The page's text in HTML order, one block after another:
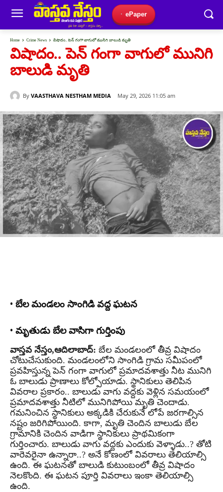
ePaper
Home Crime News విషాదం.. పెన్ గంగా వాగులో మునిగి బాలుడి మృతి
విషాదం.. పెన్ గంగా వాగులో మునిగి
బాలుడి మృతి
By VAASTHAVA NESTHAM MEDIA May 29, 2026 11:05 am
• బేల మండలం సాంగిడి వద్ద ఘటన
• మృతుడు బేల వాసిగా గుర్తింపు
వాస్తవ నేస్తం,ఆదిలాబాద్: బేల మండలంలో తీవ్ర విషాదం
చోటుచేసుకుంది. మండలంలోని సాంగిడి గ్రామ సమీపంలో
ప్రవహిస్తున్న పెన్ గంగా వాగులో ప్రమాదవశాత్తు నీట మునిగి
ఓ బాలుడు ప్రాణాలు కోల్పోయాడు. స్థానికులు తెలిపిన
వివరాల ప్రకారం.. బాలుడు వాగు వద్దకు వెళ్లిన సమయంలో
ప్రమాదవశాత్తు నీటిలో మునిగిపోయి మృతి చెందాడు.
గమనించిన స్థానికులు అక్కడికి చేరుకునే లోపే జరగాల్సిన
నష్టం జరిగిపోయింది. కాగా, మృతి చెందిన బాలుడు బేల
గ్రామానికి చెందిన వాడిగా స్థానికులు ప్రాథమికంగా
గుర్తించారు. బాలుడు వాగు వద్దకు ఎందుకు వెళ్ళాడు..? తోటి
వారెవరైనా ఉన్నారా..? అనే కోణంలో వివరాలు తెలియాల్సి
ఉంది. ఈ ఘటనతో బాలుడి కుటుంబంలో తీవ్ర విషాదం
నెలకొంది. ఈ ఘటన పూర్తి వివరాలు ఇంకా తెలియాల్సి
ఉంది.